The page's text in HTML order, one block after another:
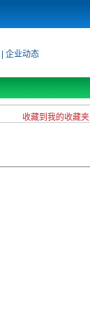
企业动态
收藏到我的收藏夹